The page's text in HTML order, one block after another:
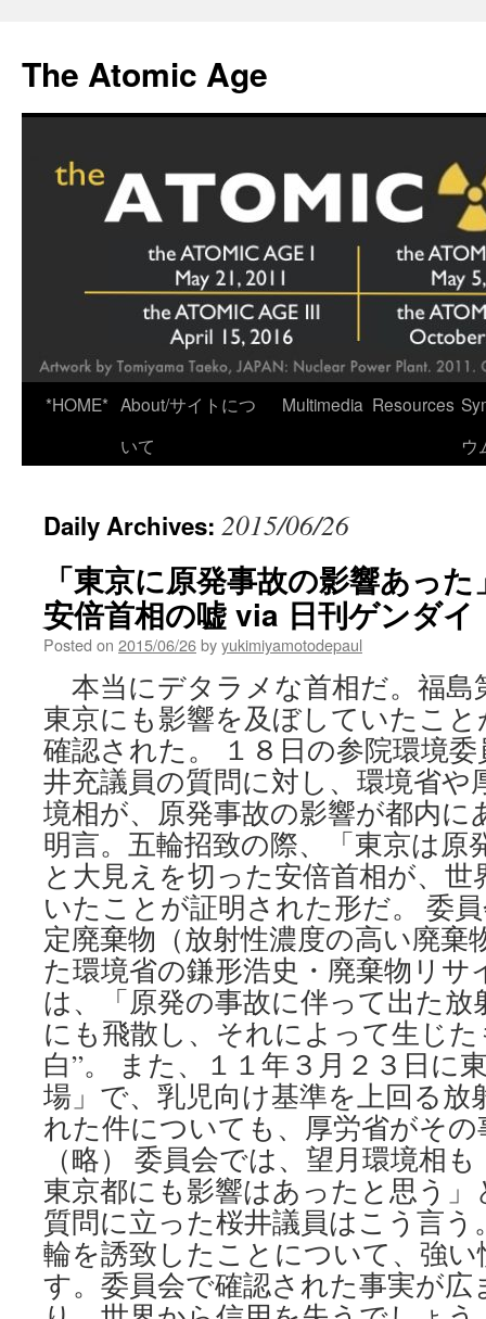
content
The Atomic Age
*HOME* About/サイトにつ
いて
Multimedia Resources
ウ
Daily Archives: 2015/06/26
「東京に原発事故の影響あっ
安倍首相の嘘 via 日刊ゲンダイ
Posted on 2015/06/26byyukimiyamotodepaul
本当にデタラメな首相だ。福島
東京にも影響を及ぼしていたこ
確認された。 １８日の参院環境
井充議員の質問に対し、環境省や
境相が、原発事故の影響が都内
明言。五輪招致の際、「東京は原
と大見えを切った安倍首相が、
いたことが証明された形だ。 委
定廃棄物（放射性濃度の高い廃棄
た環境省の鎌形浩史・廃棄物リサ
は、「原発の事故に伴って出た放
にも飛散し、それによって生じ
白”。 また、１１年３月２３日に
場」で、乳児向け基準を上回る放
れた件についても、厚労省がそ
（略） 委員会では、望月環境相
東京都にも影響はあったと思う
質問に立った桜井議員はこう言う
輪を誘致したことについて、強
す。委員会で確認された事実が